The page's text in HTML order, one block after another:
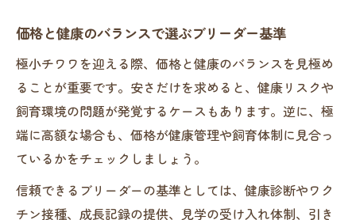
価格と健康のバランスで選ぶブリーダー基準
極小チワワを迎える際、価格と健康のバランスを見極め
ることが重要です。安さだけを求めると、健康リスクや
飼育環境の問題が発覚するケースもあります。逆に、極
端に高額な場合も、価格が健康管理や飼育体制に見合っ
ているかをチェックしましょう。
信頼できるブリーダーの基準としては、健康診断やワク
チン接種、成長記録の提供、見学の受け入れ体制、引き